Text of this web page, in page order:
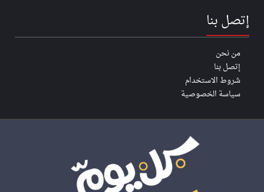
إتصل بنا
من نحن
إتصل بنا
شروط الاستخدام
سياسة الخصوصية